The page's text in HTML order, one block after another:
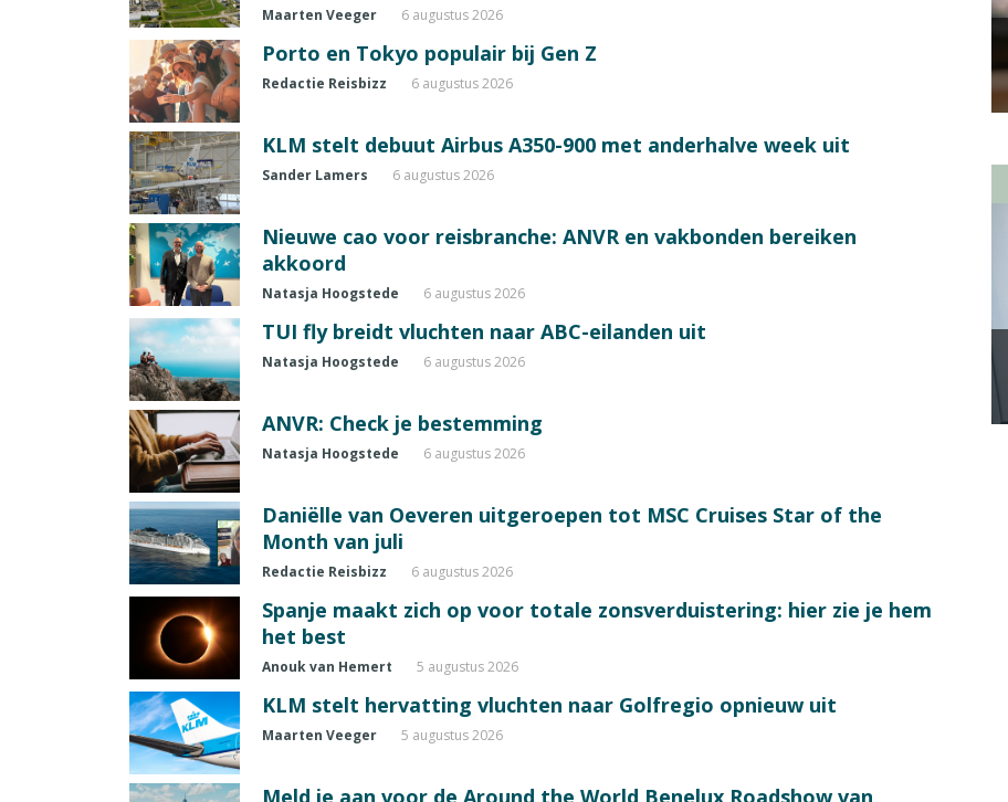
Maarten Veeger 6 augustus 2026
Porto en Tokyo populair bij Gen Z
Redactie Reisbizz 6 augustus 2026
KLM stelt debuut Airbus A350-900 met anderhalve week uit
Sander Lamers 6 augustus 2026
Nieuwe cao voor reisbranche: ANVR en vakbonden bereiken
akkoord
Natasja Hoogstede 6 augustus 2026
TUI fly breidt vluchten naar ABC-eilanden uit
Natasja Hoogstede 6 augustus 2026
ANVR: Check je bestemming
Natasja Hoogstede 6 augustus 2026
Daniëlle van Oeveren uitgeroepen tot MSC Cruises Star of the
Month van juli
Redactie Reisbizz 6 augustus 2026
Spanje maakt zich op voor totale zonsverduistering: hier zie je hem
het best
Anouk van Hemert 5 augustus 2026
KLM stelt hervatting vluchten naar Golfregio opnieuw uit
Maarten Veeger 5 augustus 2026